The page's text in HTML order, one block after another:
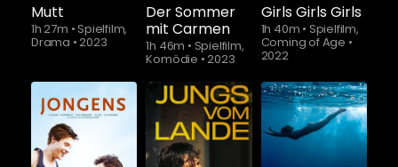
Mutt
1h 27m • Spielfilm,
Drama •2023
Der Sommer
mit Carmen
1h 46m • Spielfilm,
Komödie •2023
Girls Girls Girls
1h 40m • Spielfilm,
Coming of Age •
2022